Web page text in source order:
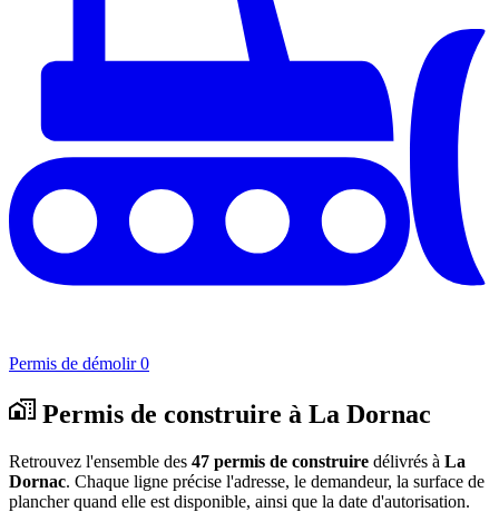
Permis de démolir 0
Permis de construire à La Dornac
Retrouvez l'ensemble des 47 permis de construire délivrés à La
Dornac. Chaque ligne précise l'adresse, le demandeur, la surface de
plancher quand elle est disponible, ainsi que la date d'autorisation.